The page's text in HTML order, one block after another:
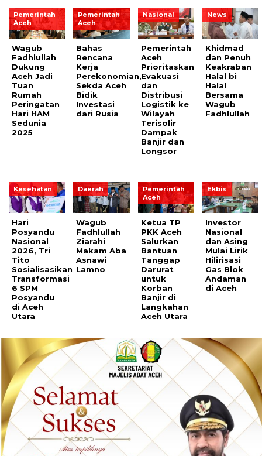
Pemerintah
Aceh
Wagub
Fadhlullah
Dukung
Aceh Jadi
Tuan
Rumah
Peringatan
Hari HAM
Sedunia
2025
Pemerintah
Aceh
Bahas
Rencana
Kerja
Perekonomian,
Sekda Aceh
Bidik
Investasi
dari Rusia
Nasional
Pemerintah
Aceh
Prioritaskan
Evakuasi
dan
Distribusi
Logistik ke
Wilayah
Terisolir
Dampak
Banjir dan
Longsor
News
Khidmad
dan Penuh
Keakraban
Halal bi
Halal
Bersama
Wagub
Fadhlullah
Kesehatan
Hari
Posyandu
Nasional
2026, Tri
Tito
Sosialisasikan
Transformasi
6 SPM
Posyandu
di Aceh
Utara
Daerah
Wagub
Fadhlullah
Ziarahi
Makam Aba
Asnawi
Lamno
Pemerintah
Aceh
Ketua TP
PKK Aceh
Salurkan
Bantuan
Tanggap
Darurat
untuk
Korban
Banjir di
Langkahan
Aceh Utara
Ekbis
Investor
Nasional
dan Asing
Mulai Lirik
Hilirisasi
Gas Blok
Andaman
di Aceh